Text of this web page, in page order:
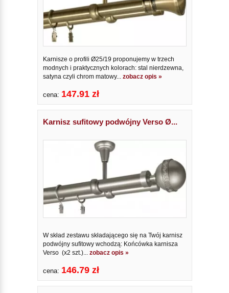
Karnisze o profili Ø25/19 proponujemy w trzech
modnych i praktycznych kolorach: stal nierdzewna,
satyna czyli chrom matowy... zobacz opis »
cena: 147.91 zł
Karnisz sufitowy podwójny Verso Ø...
W skład zestawu składającego się na Twój karnisz
podwójny sufitowy wchodzą: Końcówka karnisza
Verso (x2 szt.)... zobacz opis »
cena: 146.79 zł